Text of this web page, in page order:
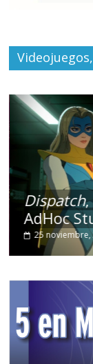
Dispatch
AdHoc
25 noviembre,